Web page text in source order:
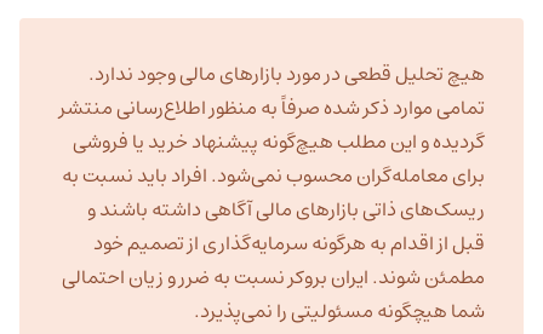
هیچ تحلیل قطعی در مورد بازارهای مالی وجود ندارد.
تمامی موارد ذکر شده صرفاً به منظور اطلاع‌رسانی منتشر
گردیده و این مطلب هیچ‌گونه پیشنهاد خرید یا فروشی
برای معامله‌گران محسوب نمی‌شود. افراد باید نسبت به
ریسک‌های ذاتی بازارهای مالی آگاهی داشته باشند و
قبل از اقدام به هرگونه سرمایه‌گذاری از تصمیم خود
مطمئن شوند. ایران بروکر نسبت به ضرر و زیان احتمالی
شما هیچگونه مسئولیتی را نمی‌پذیرد.